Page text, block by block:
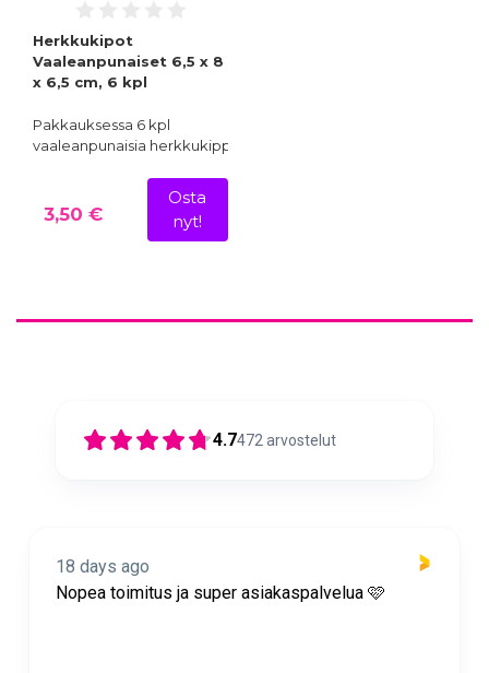
Herkkukipot
Vaaleanpunaiset 6,5 x 8
x 6,5 cm, 6 kpl
Pakkauksessa 6 kpl
vaaleanpunaisia herkkukippoja…
3,50 €
Osta
nyt!
4.7472 arvostelut
18 days ago
Nopea toimitus ja super asiakaspalvelua 🩷